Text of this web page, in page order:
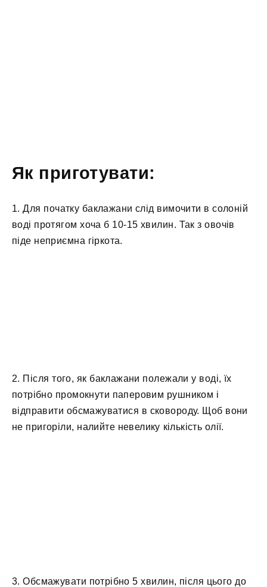
Як приготувати:
1. Для початку баклажани слід вимочити в солоній
воді протягом хоча б 10-15 хвилин. Так з овочів
піде неприємна гіркота.
2. Після того, як баклажани полежали у воді, їх
потрібно промокнути паперовим рушником і
відправити обсмажуватися в сковороду. Щоб вони
не пригоріли, налийте невелику кількість олії.
3. Обсмажувати потрібно 5 хвилин, після цього до